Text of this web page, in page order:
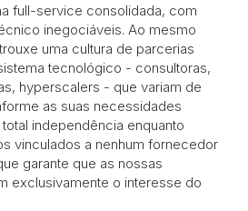
full-service consolidada, com
inegociáveis. Ao mesmo
uma cultura de parcerias
tecnológico - consultoras,
hyperscalers - que variam de
as suas necessidades
independência enquanto
vinculados a nenhum fornecedor
garante que as nossas
exclusivamente o interesse do